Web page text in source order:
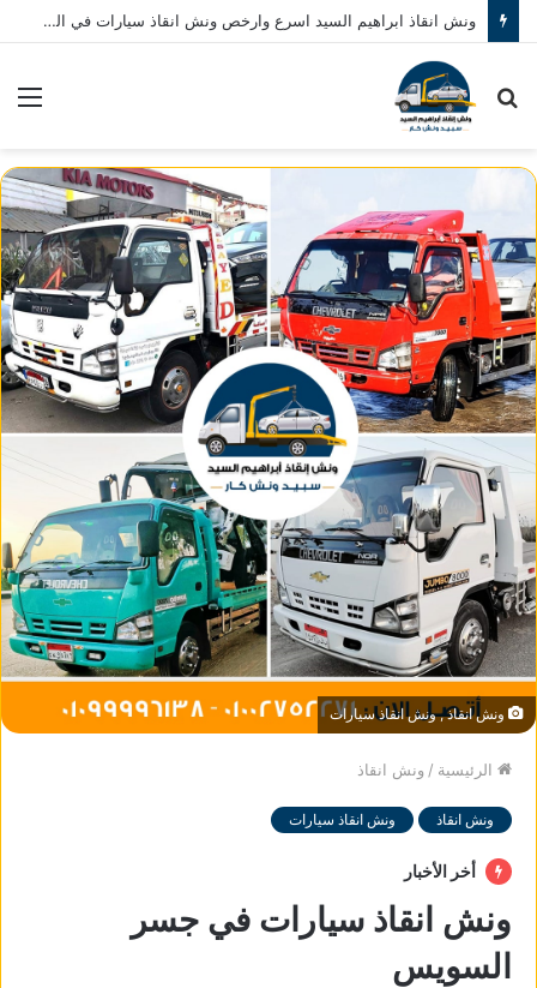
ونش انقاذ ابراهيم السيد اسرع وارخص ونش انقاذ سيارات في المنصورة نصلك في خلال 10 دقائق بحد اقصي اتصل بنا الان 01080793999
بحث
ونش انقاذ , ونش انقاذ سيارات
الرئيسية / ونش انقاذ
ونش انقاذ ونش انقاذ سيارات
أخر الأخبار
ونش انقاذ سيارات في جسر
السويس